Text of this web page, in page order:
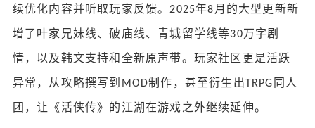
续优化内容并听取玩家反馈。 2025年8 月的大型更新新
增了叶家兄妹线、破庙线、青城留学线等30万字剧
情，以及韩文支持和全新原声带。玩家社区更是活跃
异常，从攻略撰写到 MOD制作，甚至衍生出 TRPG 同人
团，让《活侠传》的江湖在游戏之外继续延伸。